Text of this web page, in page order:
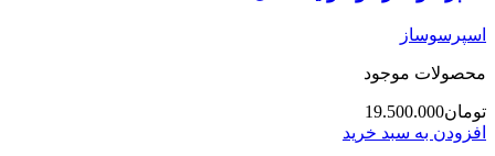
اسپرسوساز
محصولات موجود
تومان19.500.000
افزودن به سبد خرید